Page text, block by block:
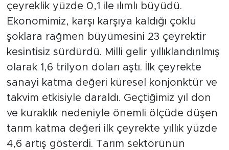
çeyreklik yüzde 0,1 ile ılımlı büyüdü.
Ekonomimiz, karşı karşıya kaldığı çoklu
şoklara rağmen büyümesini 23 çeyrektir
kesintisiz sürdürdü. Milli gelir yıllıklandırılmış
olarak 1,6 trilyon doları aştı. İlk çeyrekte
sanayi katma değeri küresel konjonktür ve
takvim etkisiyle daraldı. Geçtiğimiz yıl don
ve kuraklık nedeniyle önemli ölçüde düşen
tarım katma değeri ilk çeyrekte yıllık yüzde
4,6 artış gösterdi. Tarım sektörünün